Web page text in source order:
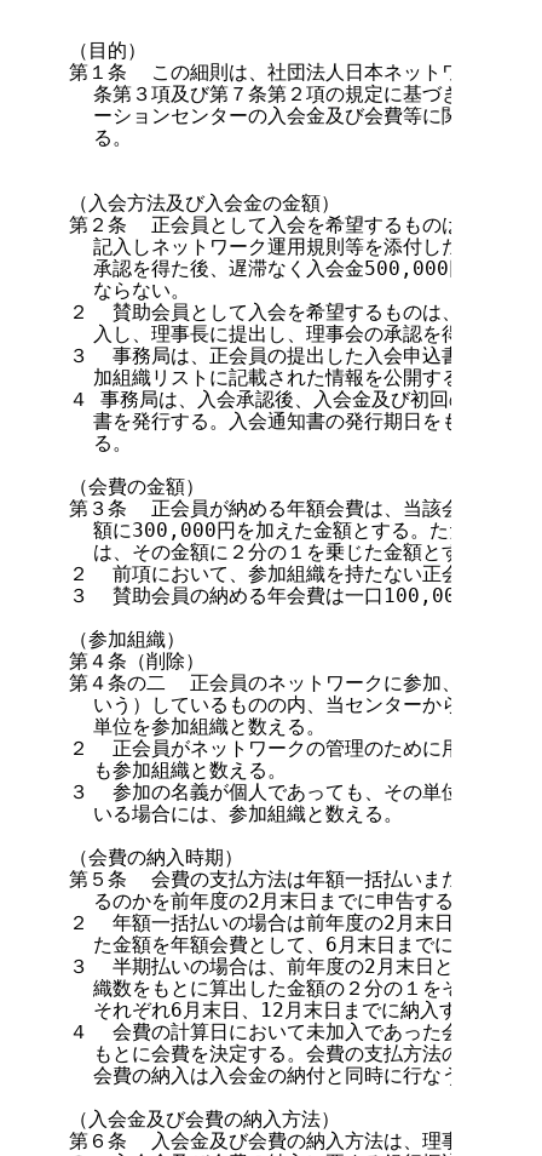
（目的）
第１条  この細則は、社団法人日本ネットワークイ
条第３項及び第７条第２項の規定に基づき、社団
ーションセンターの入会金及び会費等に関する必
  る。
（入会方法及び入会金の金額）
第２条  正会員として入会を希望するものは、所定
記入しネットワーク運用規則等を添付したものを
承認を得た後、遅滞なく入会金500,000円及び初
  ならない。
２  賛助会員として入会を希望するものは、所定の
入し、理事長に提出し、理事会の承認を得なけれ
３  事務局は、正会員の提出した入会申込書、ネッ
  加組織リストに記載された情報を公開する。
４ 事務局は、入会承認後、入会金及び初回の会費の
書を発行する。入会通知書の発行期日をもって会
  る。
（会費の金額）
第３条  正会員が納める年額会費は、当該会員の参
額に300,000円を加えた金額とする。ただし、10
  は、その金額に２分の１を乗じた金額とする。
２  前項において、参加組織を持たない正会員の参
３  賛助会員の納める年会費は一口100,000円とし
（参加組織）
第４条（削除）
第４条の二  正会員のネットワークに参加、加入あ
いう）しているものの内、当センターからドメイ
  単位を参加組織と数える。
２  正会員がネットワークの管理のために用いてい
  も参加組織と数える。
３  参加の名義が個人であっても、その単位でドメ
  いる場合には、参加組織と数える。
（会費の納入時期）
第５条  会費の支払方法は年額一括払いまたは半期
  るのかを前年度の2月末日までに申告する。
２  年額一括払いの場合は前年度の2月末日における
た金額を年額会費として、6月末日までに納入する
３  半期払いの場合は、前年度の2月末日と該当年度
織数をもとに算出した金額の２分の１をそれぞれ
  それぞれ6月末日、12月末日までに納入する。
４  会費の計算日において未加入であった会員は、
もとに会費を決定する。会費の支払方法の申告は
  会費の納入は入会金の納付と同時に行なう。
（入会金及び会費の納入方法）
第６条  入会金及び会費の納入方法は、理事長が別